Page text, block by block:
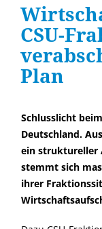
CSU-
Plan
Schlusslicht
Deutschland.
ein struktureller
stemmt sich
ihrer